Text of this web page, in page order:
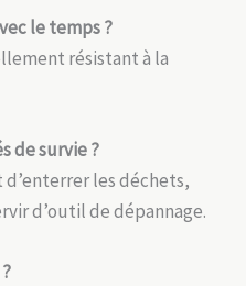
le temps ?
résistant à la
de survie ?
les déchets,
d’outil de dépannage.